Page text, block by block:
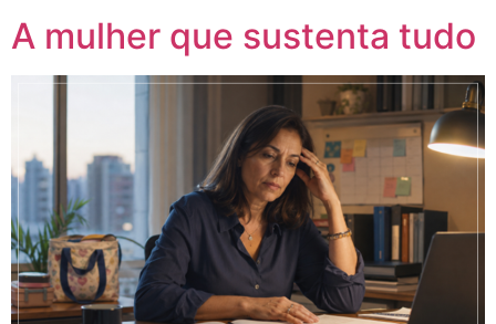
A mulher que sustenta tudo